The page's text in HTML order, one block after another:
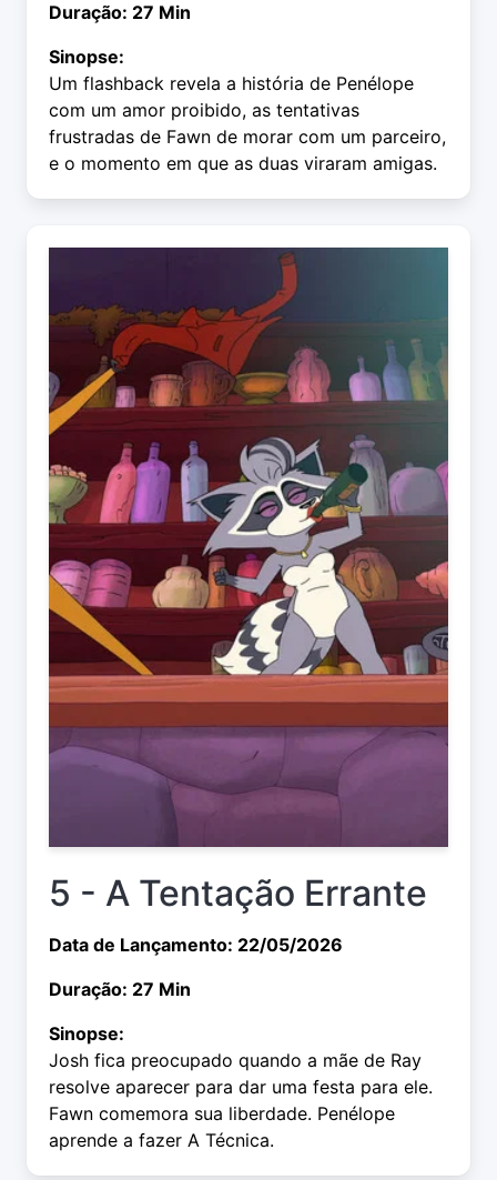
Duração: 27 Min
Sinopse:
Um flashback revela a história de Penélope
com um amor proibido, as tentativas
frustradas de Fawn de morar com um parceiro,
e o momento em que as duas viraram amigas.
5 - A Tentação Errante
Data de Lançamento: 22/05/2026
Duração: 27 Min
Sinopse:
Josh fica preocupado quando a mãe de Ray
resolve aparecer para dar uma festa para ele.
Fawn comemora sua liberdade. Penélope
aprende a fazer A Técnica.